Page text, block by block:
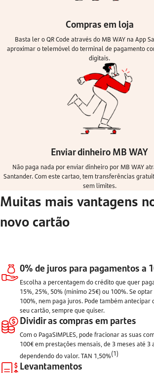
Compras em loja
Basta ler o QR Code através do MB WAY na App
aproximar o telemóvel do terminal de pagamento
digitais.
Enviar dinheiro MB WAY
Não paga nada por enviar dinheiro por MB WAY
Santander. Com este cartao, tem transferências
sem limites.
Muitas mais vantagens
novo cartão
0% de juros para pagamentos a
Escolha a percentagem do crédito que quer
15%, 25%, 50% (mínimo 25€) ou 100%. Se
100%, nem paga juros. Pode também antecipar
seu cartão, sempre que quiser.
Dividir as compras em partes
Com o PagaSIMPLES, pode fracionar as suas
100€ em prestações mensais, de 3 meses até 3
dependendo do valor. TAN 1,50%(1)
Levantamentos